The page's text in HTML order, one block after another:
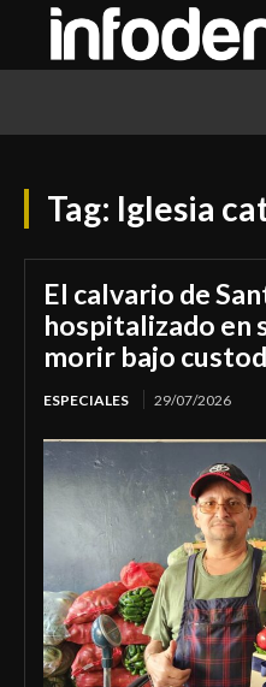
Tag: Iglesia
El calvario de
hospitalizado en
morir bajo
ESPECIALES 29/07/2026